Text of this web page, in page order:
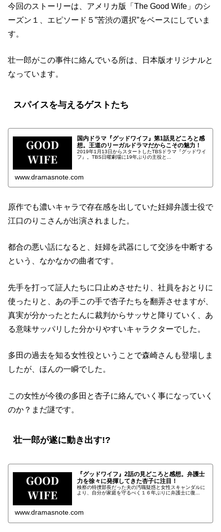
今回のストーリーは、アメリカ版「The Good Wife」のシ
ーズン１、エピソード５”苦渋の選択”をベースにしていま
す。
壮一郎がこの事件に絡んでいる所は、日本版オリジナルと
なっています。
スパイスを与えるゲストたち
国内ドラマ『グッドワイフ』第1話見どころと感
想。王道のリーガルドラマだからこその魅力！
2019年1月13日からスタートしたTBSドラマ『グッドワイ
フ』。TBS日曜劇場に19年ぶりの主役と...
www.dramasnote.com
原作でも濃いキャラで存在感を出していた妊婦弁護士役で
江口のりこさんが出演されました。
都合の悪い話になると、妊婦を武器にして交渉を中断する
という、なかなかの曲者です。
先手を打って証人たちに口止めさせたり、社員をおとりに
使ったりと、あの手この手で杏子たちを翻弄させますが、
真実が分かったとたんに裁判からサッサと降りていく、あ
る意味サッパリした分かりやすいキャラクターでした。
多田の過去を知る女性役ということで森崎さんも登場しま
したが、ほんの一瞬でした。
この女性が今後の多田と杏子に絡んでいく事になっていく
のか？まだ謎です。
壮一郎が遂に動き出す!?
『グッドワイフ』2話の見どころと感想。弁護士
力を徐々に発揮してきた杏子に注目！
検察の特捜部長だった夫の汚職疑惑と女性スキャンダルに
より、自分が家庭を守るべく１６年ぶりに弁護士に復...
www.dramasnote.com